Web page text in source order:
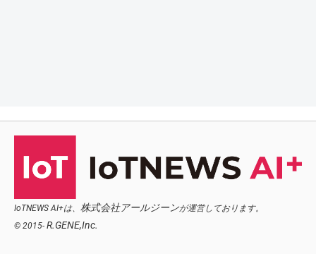
IoTNEWS AI+は、 株式会社アールジーンが運営しております。
© 2015- R.GENE,Inc.